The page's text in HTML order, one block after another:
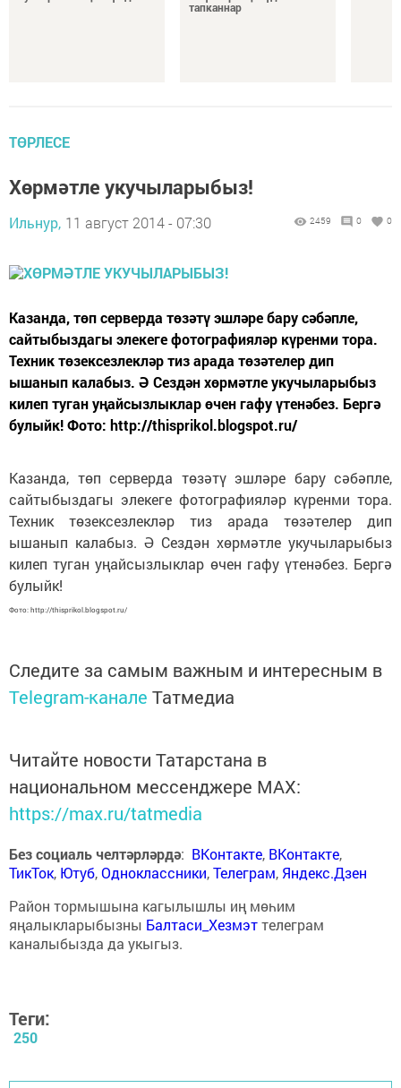
тапканнар
ТӨРЛЕСЕ
Хөрмәтле укучыларыбыз!
Ильнур, 11 август 2014 - 07:30 2459 0 0
Казанда, төп серверда төзәтү эшләре бару сәбәпле,
сайтыбыздагы элекеге фотографияләр күренми тора.
Техник төзексезлекләр тиз арада төзәтелер дип
ышанып калабыз. Ә Сездән хөрмәтле укучыларыбыз
килеп туган уңайсызлыклар өчен гафу үтенәбез. Бергә
булыйк! Фото: http://thisprikol.blogspot.ru/
Казанда, төп серверда төзәтү эшләре бару сәбәпле,
сайтыбыздагы элекеге фотографияләр күренми тора.
Техник төзексезлекләр тиз арада төзәтелер дип
ышанып калабыз. Ә Сездән хөрмәтле укучыларыбыз
килеп туган уңайсызлыклар өчен гафу үтенәбез. Бергә
булыйк!
Фото: http://thisprikol.blogspot.ru/
Следите за самым важным и интересным в
Telegram-канале Татмедиа
Читайте новости Татарстана в
национальном мессенджере MАХ:
https://max.ru/tatmedia
Без социаль челтәрләрдә: ВКонтакте, ВКонтакте,
ТикТок, Ютуб,Одноклассники,Телеграм, Яндекс.Дзен
Район тормышына кагылышлы иң мөһим
яңалыкларыбызны Балтаси_Хезмэттелеграм
каналыбызда да укыгыз.
Теги:
250